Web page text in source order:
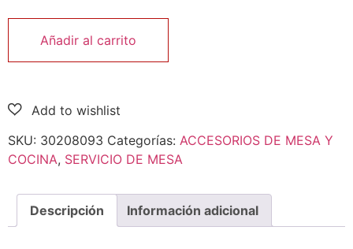
Añadir al carrito
SKU: 30208093 Categorías: ACCESORIOS DE MESA Y
COCINA, SERVICIO DE MESA
Descripción Información adicional